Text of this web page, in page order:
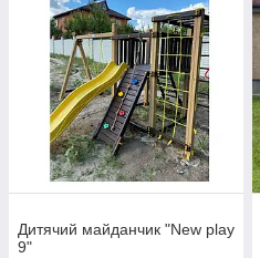
Дитячий майданчик "New play
9"